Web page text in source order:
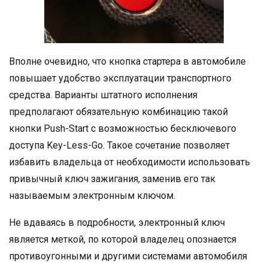
Вполне очевидно, что кнопка стартера в автомобиле
повышает удобство эксплуатации транспортного
средства. Варианты штатного исполнения
предполагают обязательную комбинацию такой
кнопки Push-Start с возможностью бесключевого
доступа Key-Less-Go. Такое сочетание позволяет
избавить владельца от необходимости использовать
привычный ключ зажигания, заменив его так
называемым электронным ключом.
Не вдаваясь в подробности, электронный ключ
является меткой, по которой владелец опознается
противоугонными и другими системами автомобиля